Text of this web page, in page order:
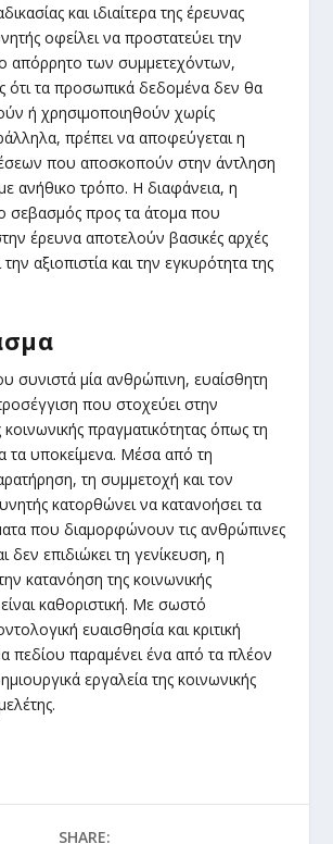
και ιδιαίτερα της έρευνας
οφείλει να προστατεύει την
απόρρητο των συμμετεχόντων,
ότι τα προσωπικά δεδομένα δεν θα
ή χρησιμοποιηθούν χωρίς
πρέπει να αποφεύγεται η
που αποσκοπούν στην άντληση
ανήθικο τρόπο. Η διαφάνεια, η
ο σεβασμός προς τα άτομα που
έρευνα αποτελούν βασικές αρχές
αξιοπιστία και την εγκυρότητα της
συνιστά μία ανθρώπινη, ευαίσθητη
που στοχεύει στην
πραγματικότητας όπως τη
τα υποκείμενα. Μέσα από τη
τη συμμετοχή και τον
κατορθώνει να κατανοήσει τα
που διαμορφώνουν τις ανθρώπινες
δεν επιδιώκει τη γενίκευση, η
κατανόηση της κοινωνικής
καθοριστική. Με σωστό
ευαισθησία και κριτική
πεδίου παραμένει ένα από τα πλέον
εργαλεία της κοινωνικής
SHARE: